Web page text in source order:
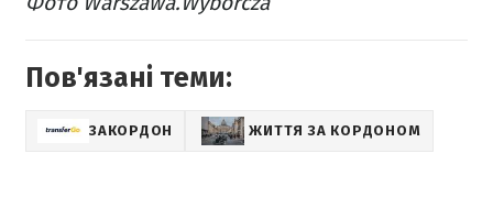
Пов'язані теми:
ЗАКОРДОН ЖИТТЯ ЗА КОРДОНОМ